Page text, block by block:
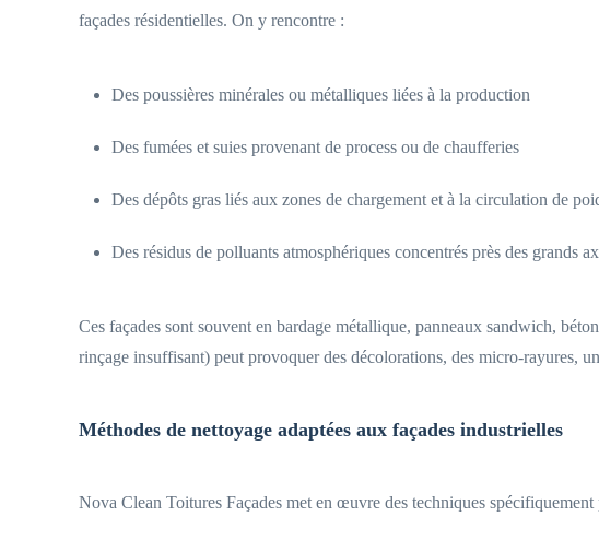
façades résidentielles. On y rencontre :
Des poussières minérales ou métalliques liées à la production
Des fumées et suies provenant de process ou de chaufferies
Des dépôts gras liés aux zones de chargement et à la circulation de
Des résidus de polluants atmosphériques concentrés près des grands
Ces façades sont souvent en bardage métallique, panneaux sandwich,
rinçage insuffisant) peut provoquer des décolorations, des micro-rayures,
Méthodes de nettoyage adaptées aux façades industrielles
Nova Clean Toitures Façades met en œuvre des techniques